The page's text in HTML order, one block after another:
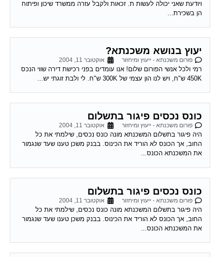
הן בשכירת...
יעוץ בנושא משכנתא?
פורום משכנתא - ייעוץ ומיחזור
רמי ולכל אנשי הפורום שלום! אנו עומדים בפני רכישת דירה שווי הנכס
450K ש"ח, ויש לנו הון עצמי של 300K ש"ח. לי ולבת זוגתי יש...
כונס נכסים פיגור בתשלום
פורום משכנתא - ייעוץ ומיחזור אוקטובר 11, 2004
היה פיגור בתשלום המשכנתא מונה כונס נכסים, שילמתי את כל
החוב, אך הכונס לא הוריד את הכינוס. בבנק משכן טענו שעד שנגמור
את המשכנתא הכונס...
כונס נכסים פיגור בתשלום
פורום משכנתא - ייעוץ ומיחזור אוקטובר 11, 2004
היה פיגור בתשלום המשכנתא מונה כונס נכסים, שילמתי את כל
החוב, אך הכונס לא הוריד את הכינוס. בבנק משכן טענו שעד שנגמור
את המשכנתא הכונס...